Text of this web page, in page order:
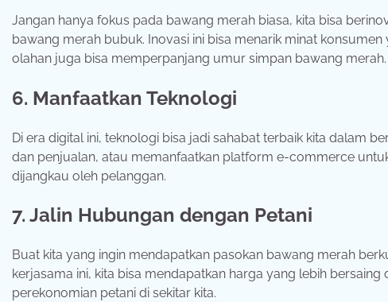
Jangan hanya fokus pada bawang merah biasa, kita bisa
bawang merah bubuk. Inovasi ini bisa menarik minat
olahan juga bisa memperpanjang umur simpan bawang merah.
6. Manfaatkan Teknologi
Di era digital ini, teknologi bisa jadi sahabat terbaik kita dalam
dan penjualan, atau memanfaatkan platform e-commerce
dijangkau oleh pelanggan.
7. Jalin Hubungan dengan Petani
Buat kita yang ingin mendapatkan pasokan bawang merah
kerjasama ini, kita bisa mendapatkan harga yang lebih
perekonomian petani di sekitar kita.